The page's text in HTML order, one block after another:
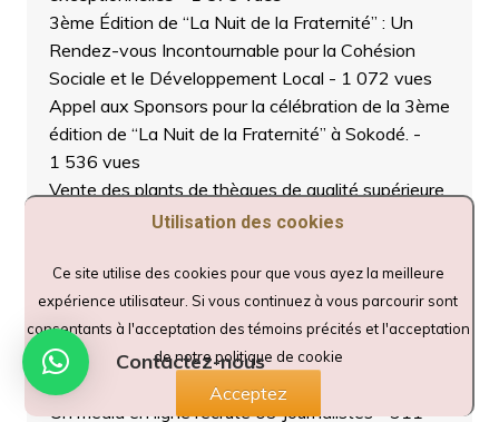
3ème Édition de “La Nuit de la Fraternité” : Un
Rendez-vous Incontournable pour la Cohésion
Sociale et le Développement Local - 1 072 vues
Appel aux Sponsors pour la célébration de la 3ème
édition de “La Nuit de la Fraternité” à Sokodé. -
1 536 vues
Vente des plants de thèques de qualité supérieure
au prix de 2.500 FCFA par pied, disponibles sur
vues
L’ONG PAFED Renforce les Capacités des Jeunes
dans le Cadre du Projet “Sport, Vecteur de
cohésion et d’inclusion Sociale dans les communes
de Tchaoudjo 1 et 2”- 1 223 vues
Un média en ligne recrute 03 Journalistes- 911
Utilisation des cookies
Ce site utilise des cookies pour que vous ayez la meilleure
expérience utilisateur. Si vous continuez à vous parcourir sont
consentants à l'acceptation des témoins précités et l'acceptation
de notre politique de cookie
Acceptez
Contactez-nous